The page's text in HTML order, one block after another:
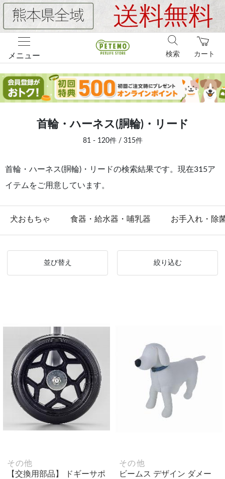
メニュー カート
検索
首輪・ハーネス(胴輪)・リード
81 - 120件 / 315件
首輪・ハーネス(胴輪)・リードの検索結果です。現在315ア
イテムをご用意しています。
犬おもちゃ 食器・給水器・哺乳器 お手入れ・除
並び替え 絞り込む
その他
【交換用部品】 ドギーサポ
その他
ビームス デザイン ダメー